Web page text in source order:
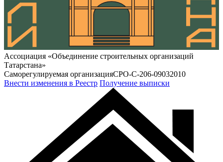
Ассоциация «Объединение строительных организаций
Татарстана»
Саморегулируемая организацияСРО-С-206-09032010
Внести изменения в Реестр Получение выписки